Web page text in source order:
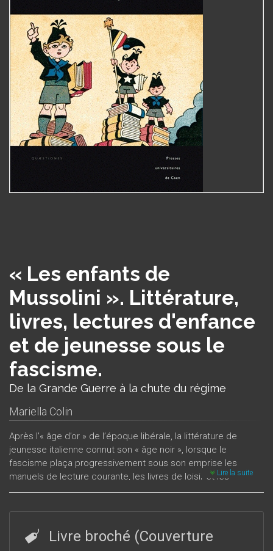
« Les enfants de
Mussolini ». Littérature,
livres, lectures d'enfance
et de jeunesse sous le
fascisme.
De la Grande Guerre à la chute du régime
Mariella Colin
Après l'« âge d’or » de l’époque libérale, la littérature de
jeunesse italienne connut son « âge noir », lorsque le
fascisme plaça progressivement sous son emprise les
manuels de lecture courante, les livres de loisir et les
journaux illustrés, afin de modeler l’esprit de l’« Italien
pédagogues en chemise noire, afin qu’elles diffusent
l’idéologie fasciste et qu’elles affermissent l’hégémonie du
Lire la suite
Livre broché (Couverture